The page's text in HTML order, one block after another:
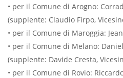
• per il Comune di Arogno:
(supplente: Claudio Firpo,
• per il Comune di Maroggia:
• per il Comune di Melano:
(supplente: Davide Cresta,
• per il Comune di Rovio: